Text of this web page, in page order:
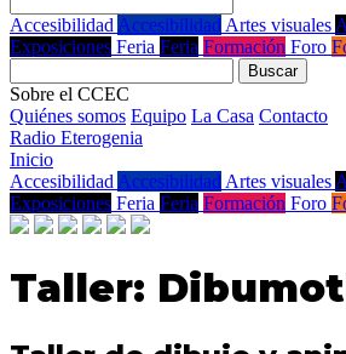
Accesibilidad Accesibilidad Artes visuales
Exposiciones Feria Feria Formación Foro
Buscar
Sobre el CCEC
Quiénes somos Equipo La Casa Contacto
Radio Eterogenia
Inicio
Accesibilidad Accesibilidad Artes visuales
Exposiciones Feria Feria Formación Foro
Taller: